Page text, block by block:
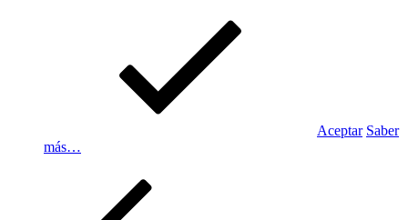
Aceptar Saber
más…